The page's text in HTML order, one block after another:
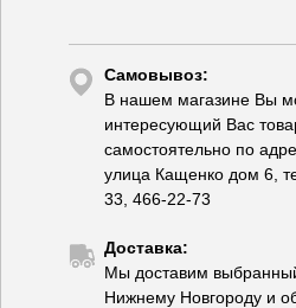
Самовывоз:
В нашем магазине Вы
интересующий Вас
самостоятельно по
улица Кащенко дом 6,
33, 466-22-73
Доставка:
Мы доставим
Нижнему Новгороду и